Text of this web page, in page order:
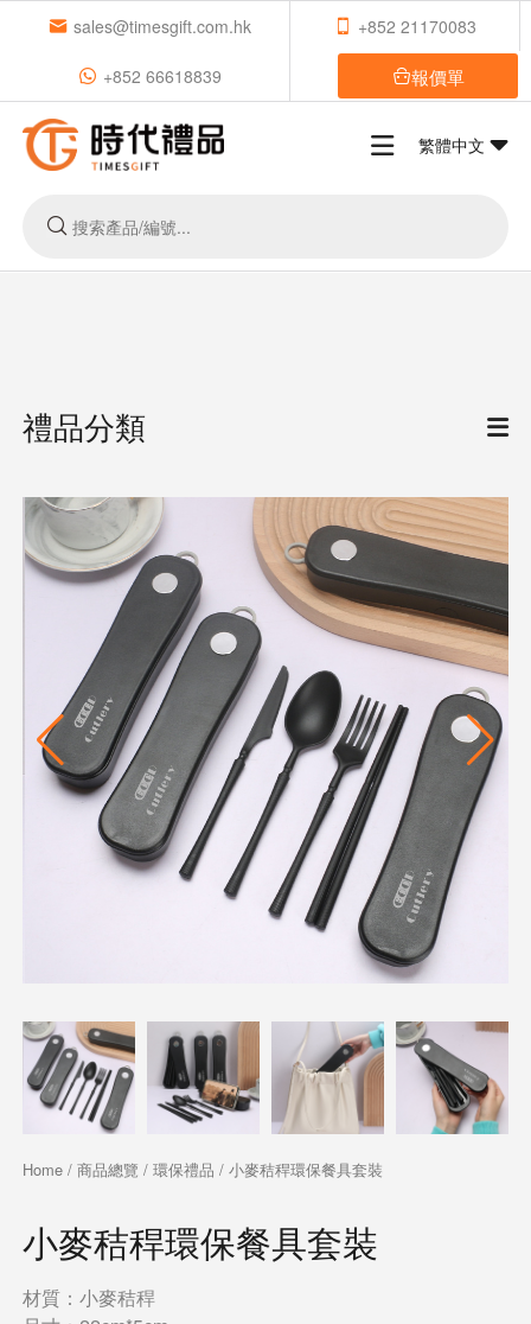
sales@timesgift.com.hk +852 21170083
+852 66618839 報價單
繁體中文
禮品分類
Home/ 商品總覽 / 環保禮品 / 小麥秸稈環保餐具套裝
小麥秸稈環保餐具套裝
材質：小麥秸稈